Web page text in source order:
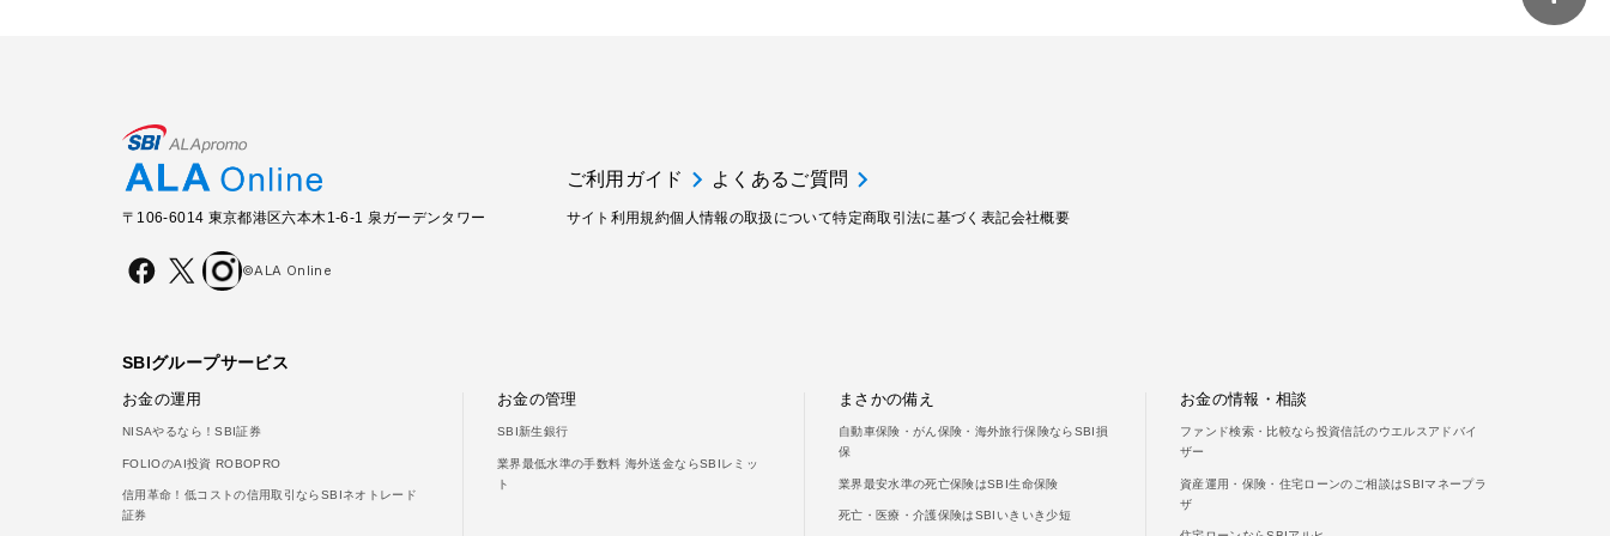
〒106-6014 東京都港区六本木1-6-1 泉ガーデンタワー
ご利用ガイド よくあるご質問
サイト利用規約個人情報の取扱について特定商取引法に基づく表記会社概要
©ALA Online
SBIグループサービス
お金の運用
NISAやるなら！SBI証券
FOLIOのAI投資 ROBOPRO
信用革命！低コストの信用取引ならSBIネオトレード
証券
お金の管理
SBI新生銀行
業界最低水準の手数料 海外送金ならSBIレミッ
ト
まさかの備え
自動車保険・がん保険・海外旅行保険ならSBI損
保
業界最安水準の死亡保険はSBI生命保険
死亡・医療・介護保険はSBIいきいき少短
お金の情報・相談
ファンド検索・比較なら投資信託のウエルスアドバイ
ザー
資産運用・保険・住宅ローンのご相談はSBIマネープラ
ザ